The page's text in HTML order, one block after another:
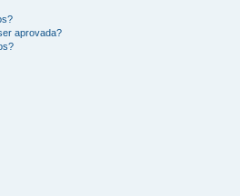
aprovada?